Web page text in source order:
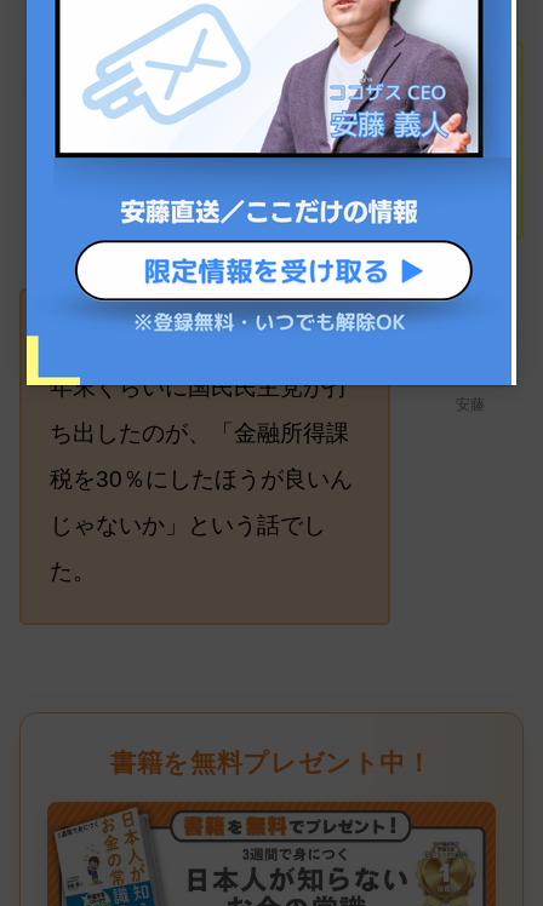
細川
富裕層であっても、 一般の方
と税率が同じということです
安藤
そうです。それで、2024年の
年末ぐらいに国民民主党が打
ち出したのが、「金融所得課
税を30％にしたほうが良いん
じゃないか」という話でし
た。
書籍を無料プレゼント中！